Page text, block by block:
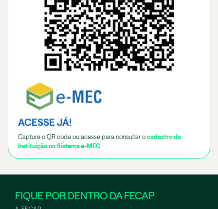
ACESSE JÁ!
Capture o QR code ou acesse para consultar o cadastro da
Instituição no Sistema e-MEC
FIQUE POR DENTRO DA FECAP